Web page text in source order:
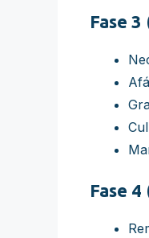
Fase 3
Fase 4